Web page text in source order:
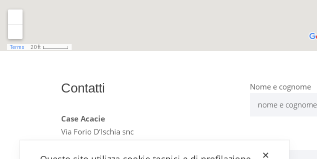
Contatti
Case Acacie
Via Forio D’Ischia snc
Nome e cognome
✕